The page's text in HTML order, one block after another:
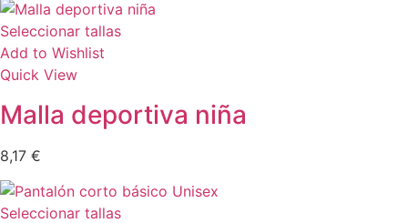
Seleccionar tallas
Add to Wishlist
Quick View
Malla deportiva niña
8,17 €
Seleccionar tallas